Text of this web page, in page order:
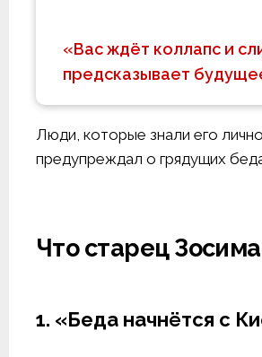
«Вас ждёт коллапс и
предсказывает
Люди, которые знали его
предупреждал о грядущих
Что старец
1. «Беда начнётся с